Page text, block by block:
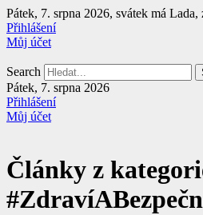
Přejít
k
obsahu
Pátek, 7. srpna 2026, svátek má Lada,
Přihlášení
Můj účet
Search
Pátek, 7. srpna 2026
Přihlášení
Můj účet
Články z